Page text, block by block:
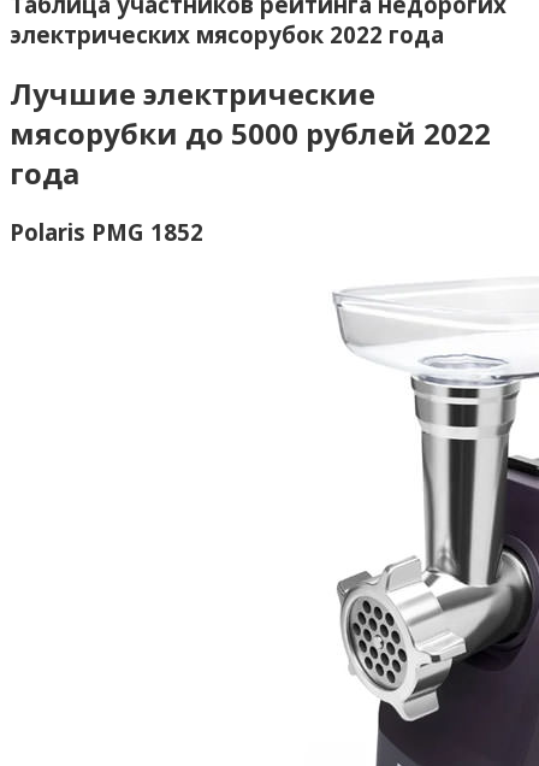
электрических мясорубок 2022 года
Лучшие электрические
мясорубки до 5000 рублей 2022
года
Polaris PMG 1852